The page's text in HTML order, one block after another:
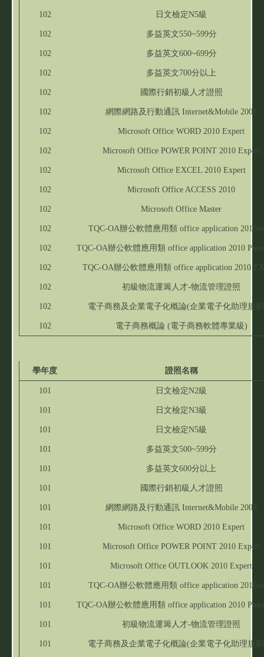
102 日文檢定N5級
102 多益英文550~599分
102 多益英文600~699分
102 多益英文700分以上
102 國際行銷初級人才證照
102 網際網路及行動通訊 Internet&Mobile 2008
102 Microsoft Office WORD 2010 Expert
102 Microsoft Office POWER POINT 2010 Expert
102 Microsoft Office EXCEL 2010 Expert
102 Microsoft Office ACCESS 2010
102 Microsoft Office Master
102 TQC-OA辦公軟體應用類 office application
102 TQC-OA辦公軟體應用類 office application 2010
102 TQC-OA辦公軟體應用類 office application 2010
102 初級物流運籌人才-物流管理證照
102 電子商務及企業電子化概論(企業電子化助理規
102 電子商務概論 (電子商務軟體專業級)
學年度 證照名稱
101 日文檢定N2級
101 日文檢定N3級
101 日文檢定N5級
101 多益英文500~599分
101 多益英文600分以上
101 國際行銷初級人才證照
101 網際網路及行動通訊 Internet&Mobile 2008
101 Microsoft Office WORD 2010 Expert
101 Microsoft Office POWER POINT 2010 Expert
101 Microsoft Office OUTLOOK 2010 Expert
101 TQC-OA辦公軟體應用類 office application
101 TQC-OA辦公軟體應用類 office application 2010
101 初級物流運籌人才-物流管理證照
101 電子商務及企業電子化概論(企業電子化助理規